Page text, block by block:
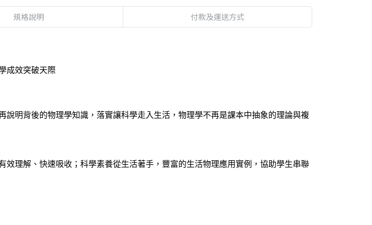
規格說明 付款及運送方式
成效突破天際
明背後的物理學知識，落實讓科學走入生活，物理學不再是課本中抽象的理論與複
理解、快速吸收；科學素養從生活著手，豐富的生活物理應用實例，協助學生串聯